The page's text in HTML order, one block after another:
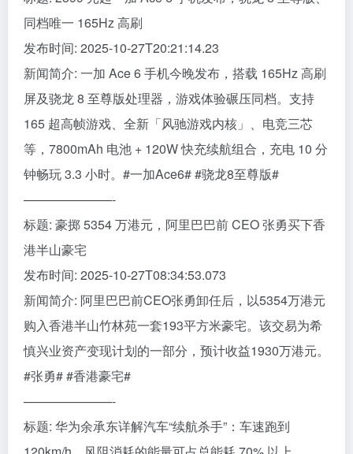
同档唯一 165Hz 高刷
发布时间: 2025-10-27T20:21:14.23
新闻简介: 一加 Ace 6 手机今晚发布，搭载 165Hz 高刷
屏及骁龙 8 至尊版处理器，游戏体验碾压同档。支持
165 超高帧游戏、全新「风驰游戏内核」、电竞三芯
等，7800mAh 电池 + 120W 快充续航组合，充电 10 分
钟畅玩 3.3 小时。#一加Ace6# #骁龙8至尊版#
———————-
标题: 豪掷 5354 万港元，阿里巴巴前 CEO 张勇买下香
港半山豪宅
发布时间: 2025-10-27T08:34:53.073
新闻简介: 阿里巴巴前CEO张勇卸任后，以5354万港元
购入香港半山竹林苑一套193平方米豪宅。该交易为希
慎兴业资产变现计划的一部分，预计收益1930万港元。
#张勇# #香港豪宅#
———————-
标题: 华为余承东详解汽车“续航杀手”：车速跑到